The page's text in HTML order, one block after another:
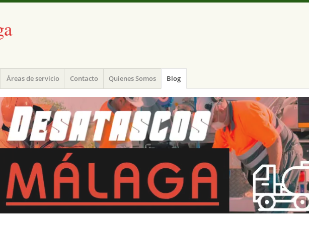
Áreas de servicio Contacto Quienes Somos Blog